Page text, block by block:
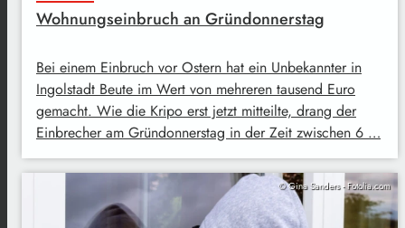
Wohnungseinbruch an Gründonnerstag
Bei einem Einbruch vor Ostern hat ein Unbekannter in
Ingolstadt Beute im Wert von mehreren tausend Euro
gemacht. Wie die Kripo erst jetzt mitteilte, drang der
Einbrecher am Gründonnerstag in der Zeit zwischen 6 …
© Gina Sanders - Fotolia.com